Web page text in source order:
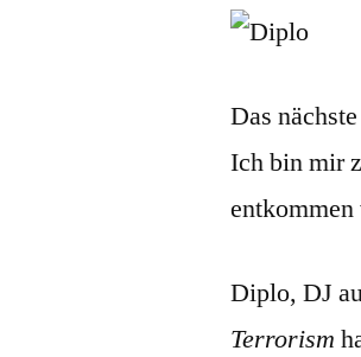
Das
Ich bin mir
entkommen
Diplo, DJ
Terrorism